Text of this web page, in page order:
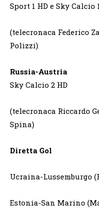
Sport 1 HD e Sky Calcio
(telecronaca Federico
Polizzi)
Russia-Austria
Sky Calcio 2 HD
(telecronaca Riccardo
Spina)
Diretta Gol Sky
Ucraina-Lussemburgo
Estonia-San Marino